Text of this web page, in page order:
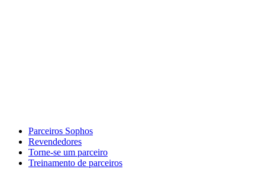
Parceiros Sophos
Revendedores
Torne-se um parceiro
Treinamento de parceiros